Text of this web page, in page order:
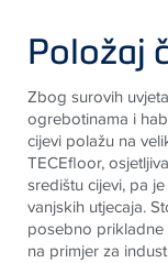
Položaj
Zbog surovih
ogrebotinama i
cijevi polažu na
TECEfloor,
središtu cijevi, pa
vanjskih utjecaja.
posebno prikladne
na primjer za